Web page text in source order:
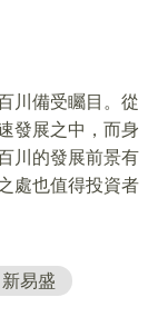
川備受矚目。從
發展之中，而身
川的發展前景有
處也值得投資者
新易盛